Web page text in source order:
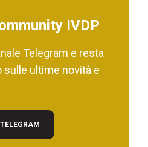
IVDP
Telegram e resta
sulle ultime novità e